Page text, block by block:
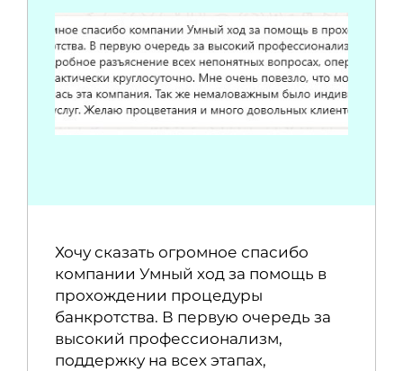
Хочу сказать огромное спасибо
компании Умный ход за помощь в
прохождении процедуры
банкротства. В первую очередь за
высокий профессионализм,
поддержку на всех этапах,